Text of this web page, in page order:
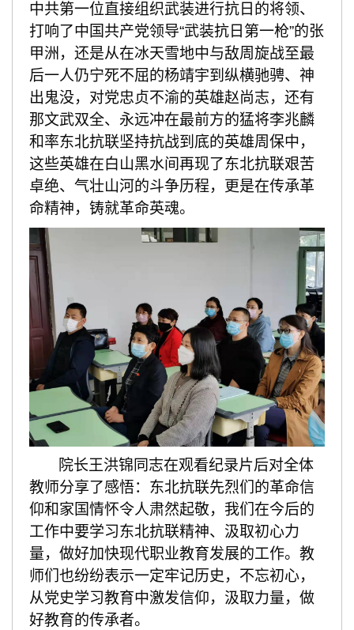
中共第一位直接组织武装进行抗日的将领、
打响了中国共产党领导“武装抗日第一枪”的张
甲洲，还是从在冰天雪地中与敌周旋战至最
后一人仍宁死不屈的杨靖宇到纵横驰骋、神
出鬼没，对党忠贞不渝的英雄赵尚志，还有
那文武双全、永远冲在最前方的猛将李兆麟
和率东北抗联坚持抗战到底的英雄周保中，
这些英雄在白山黑水间再现了东北抗联艰苦
卓绝、气壮山河的斗争历程，更是在传承革
命精神，铸就革命英魂。
院长王洪锦同志在观看纪录片后对全体
教师分享了感悟：东北抗联先烈们的革命信
仰和家国情怀令人肃然起敬，我们在今后的
工作中要学习东北抗联精神、汲取初心力
量，做好加快现代职业教育发展的工作。教
师们也纷纷表示一定牢记历史，不忘初心，
从党史学习教育中激发信仰，汲取力量，做
好教育的传承者。